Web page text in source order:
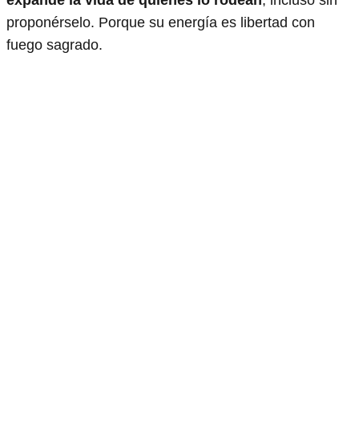
proponérselo. Porque su energía es libertad con
fuego sagrado.